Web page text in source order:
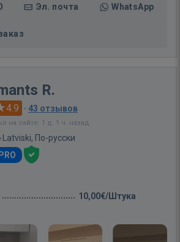
Эл. почта WhatsApp
R.
4.9 · 43 отзывов
на сайте: 1 д. 1 ч. назад
Latviski, По-русски
PRO
10,00€/Штука